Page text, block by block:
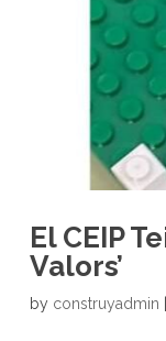
El CEIP
Valors’
by construyadmin |